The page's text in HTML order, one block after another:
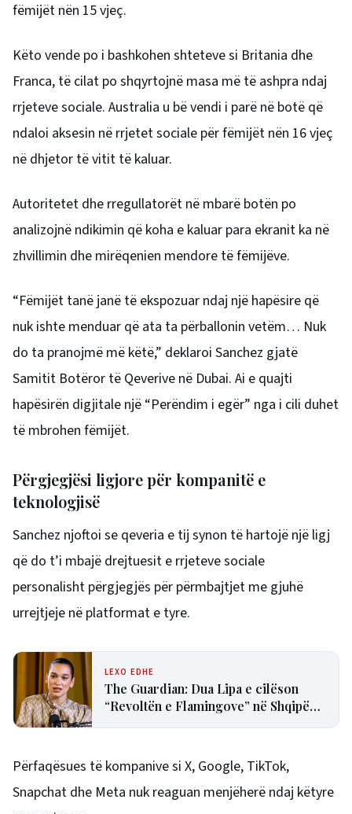
fëmijët nën 15 vjeç.
Këto vende po i bashkohen shteteve si Britania dhe
Franca, të cilat po shqyrtojnë masa më të ashpra ndaj
rrjeteve sociale. Australia u bë vendi i parë në botë që
ndaloi aksesin në rrjetet sociale për fëmijët nën 16 vjeç
në dhjetor të vitit të kaluar.
Autoritetet dhe rregullatorët në mbarë botën po
analizojnë ndikimin që koha e kaluar para ekranit ka në
zhvillimin dhe mirëqenien mendore të fëmijëve.
“Fëmijët tanë janë të ekspozuar ndaj një hapësire që
nuk ishte menduar që ata ta përballonin vetëm… Nuk
do ta pranojmë më këtë,” deklaroi Sanchez gjatë
Samitit Botëror të Qeverive në Dubai. Ai e quajti
hapësirën digjitale një “Perëndim i egër” nga i cili duhet
të mbrohen fëmijët.
Përgjegjësi ligjore për kompanitë e
teknologjisë
Sanchez njoftoi se qeveria e tij synon të hartojë një ligj
që do t’i mbajë drejtuesit e rrjeteve sociale
personalisht përgjegjës për përmbajtjet me gjuhë
urrejtjeje në platformat e tyre.
LEXO EDHE
The Guardian: Dua Lipa e cilëson
“Revoltën e Flamingove” në Shqipëri
Përfaqësues të kompanive si X, Google, TikTok,
Snapchat dhe Meta nuk reaguan menjëherë ndaj këtyre